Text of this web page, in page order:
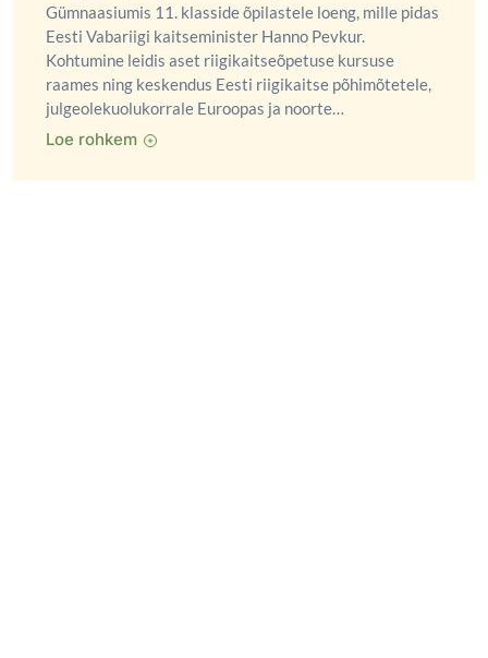
Gümnaasiumis 11. klasside õpilastele loeng, mille pidas
Eesti Vabariigi kaitseminister Hanno Pevkur.
Kohtumine leidis aset riigikaitseõpetuse kursuse
raames ning keskendus Eesti riigikaitse põhimõtetele,
julgeolekuolukorrale Euroopas ja noorte…
Loe rohkem